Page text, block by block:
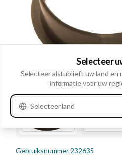
Gebruiksnummer 232635
Selecteer
Selecteer alstublieft uw land en
informatie voor uw
Selecteer land